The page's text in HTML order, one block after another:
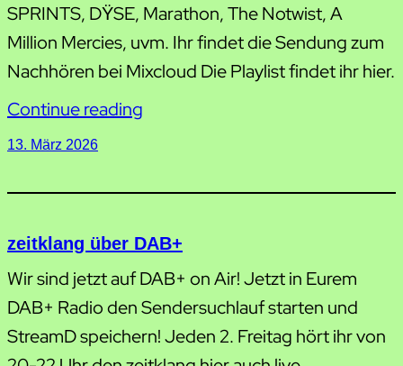
SPRINTS, DŸSE, Marathon, The Notwist, A
Million Mercies, uvm. Ihr findet die Sendung zum
Nachhören bei Mixcloud Die Playlist findet ihr hier.
Continue reading
13. März 2026
zeitklang über DAB+
Wir sind jetzt auf DAB+ on Air! Jetzt in Eurem
DAB+ Radio den Sendersuchlauf starten und
StreamD speichern! Jeden 2. Freitag hört ihr von